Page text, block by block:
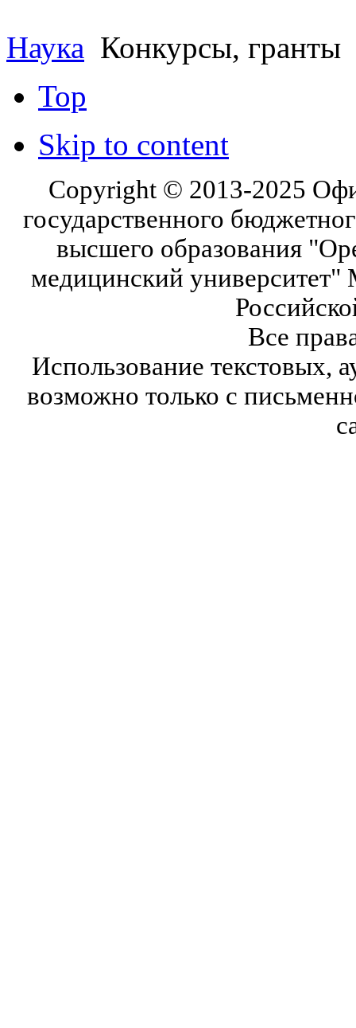
Наука Конкурсы, гранты
Top
Skip to content
Copyright © 2013-2025
государственного
высшего образования
медицинский университет"
Все
Использование текстовых,
возможно только с